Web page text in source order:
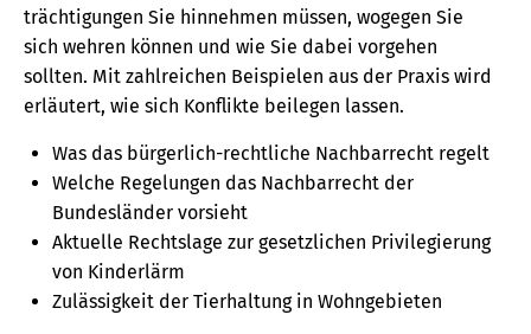
träch­ti­gungen Sie hin­nehmen müssen, wogegen Sie
sich wehren können und wie Sie dabei vorgehen
sollten. Mit zahlreichen Beispielen aus der Praxis wird
erläutert, wie sich Konflikte beilegen lassen.
Was das bürgerlich-rechtliche Nachbarrecht regelt
Welche Regelungen das Nachbarrecht der
Bundesländer vorsieht
Aktuelle Rechtslage zur gesetzlichen Privilegierung
von Kinderlärm
Zulässigkeit der Tierhaltung in Wohngebieten